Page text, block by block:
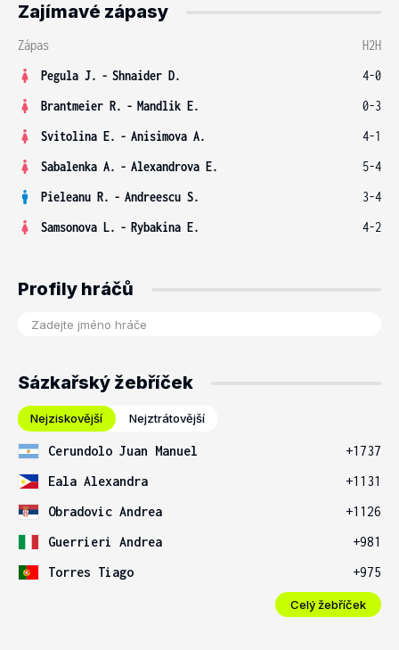
Zajímavé zápasy
Zápas
H2H
Pegula J. - Shnaider D.
4-0
Brantmeier R. - Mandlik E.
0-3
Svitolina E. - Anisimova A.
4-1
Sabalenka A. - Alexandrova E.
5-4
Pieleanu R. - Andreescu S.
3-4
Samsonova L. - Rybakina E. 4-2
Profily hráčů
Sázkařský žebříček
Nejziskovější Nejztrátovější
Cerundolo Juan Manuel
+1737
Eala Alexandra
+1131
Obradovic Andrea
+1126
Guerrieri Andrea
+981
Torres Tiago
+975
Celý žebříček